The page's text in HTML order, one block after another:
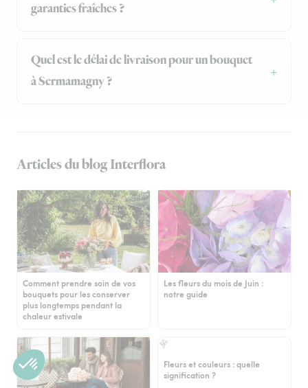
garanties fraîches ?
Quel est le délai de livraison pour un bouquet
à Sermamagny ?
Articles du blog Interflora
Comment prendre soin de vos
bouquets pour les conserver
plus longtemps pendant la
chaleur estivale
Les fleurs du mois de Juin :
notre guide
Fleurs et couleurs : quelle
signification ?